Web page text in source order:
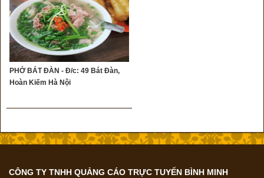
ĐỊA ĐIỂM ĂN UỐNG HÀ NỘI
PHỞ BÁT ĐÀN - Đ/c: 49 Bát Đàn,
Hoàn Kiếm Hà Nội
CÔNG TY TNHH QUẢNG CÁO TRỰC TUYẾN BÌNH MINH